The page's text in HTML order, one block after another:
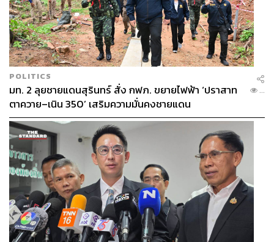
POLITICS
มท. 2 ลุยชายแดนสุรินทร์ สั่ง กฟภ. ขยายไฟฟ้า ‘ปราสาท
ตาควาย–เนิน 350’ เสริมความมั่นคงชายแดน
...